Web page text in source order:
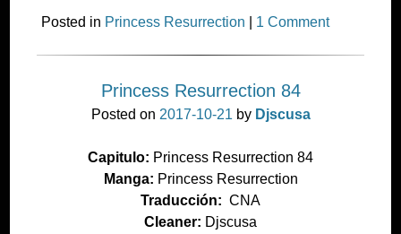
Posted in Princess Resurrection 1 Comment
Princess Resurrection 84
Posted on 2017-10-21 by Djscusa
Capitulo: Princess Resurrection 84
Manga: Princess Resurrection
Traducción: CNA
Cleaner: Djscusa